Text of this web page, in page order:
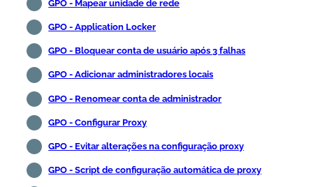
GPO - Mapear unidade de rede
GPO - Application Locker
GPO - Bloquear conta de usuário após 3 falhas
GPO - Adicionar administradores locais
GPO - Renomear conta de administrador
GPO - Configurar Proxy
GPO - Evitar alterações na configuração proxy
GPO - Script de configuração automática de proxy